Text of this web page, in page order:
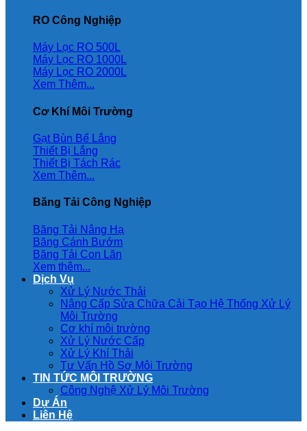
RO Công Nghiệp
Máy Lọc RO 500L
Máy Lọc RO 1000L
Máy Lọc RO 2000L
Xem Thêm...
Cơ Khí Môi Trường
Gạt Bùn Bể Lắng
Thiết Bị Lắng
Thiết Bị Tách Rác
Xem Thêm...
Băng Tải Công Nghiệp
Băng Tải Nâng Hạ
Băng Cánh Bướm
Băng Tải Con Lăn
Xem thêm...
Dịch Vụ
Xử Lý Nước Thải
Nâng Cấp Sửa Chữa Cải Tạo Hệ Thống Xử Lý
Môi Trường
Cơ khí môi trường
Xử Lý Nước Cấp
Xử Lý Khí Thải
Tư Vấn Hồ Sơ Môi Trường
TIN TỨC MÔI TRƯỜNG
Công Nghệ Xử Lý Môi Trường
Dự Án
Liên Hệ